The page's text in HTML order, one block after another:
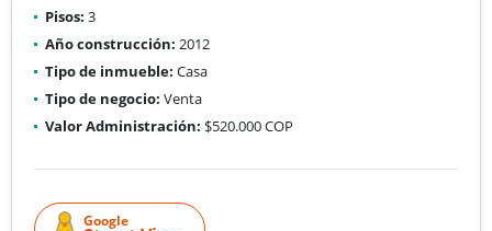
Pisos: 3
Año construcción: 2012
Tipo de inmueble: Casa
Tipo de negocio: Venta
Valor Administración: $520.000 COP
Google